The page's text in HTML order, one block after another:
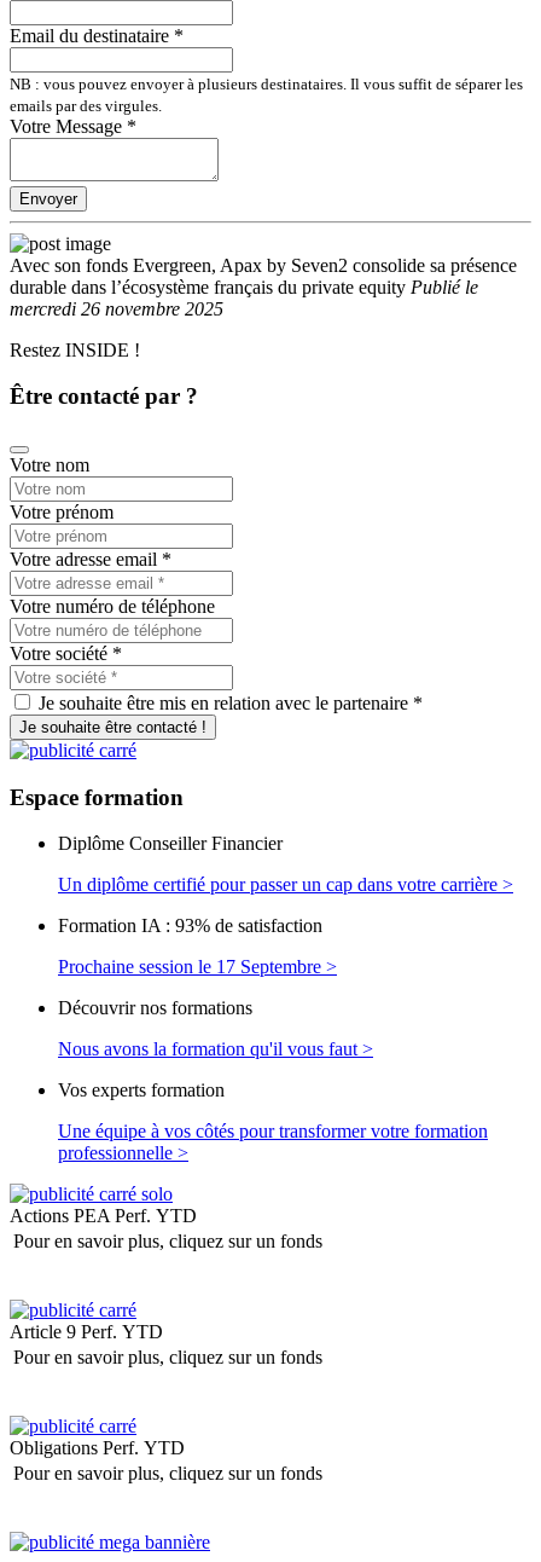
Email du destinataire *
NB : vous pouvez envoyer à plusieurs destinataires. Il vous suffit de séparer les
emails par des virgules.
Votre Message *
Envoyer
Avec son fonds Evergreen, Apax by Seven2 consolide sa présence
durable dans l’écosystème français du private equity Publiéle
mercredi 26 novembre 2025
Restez INSIDE !
Être contacté par ?
Votre nom
Votre prénom
Votre adresse email *
Votre numéro de téléphone
Votre société *
Je souhaite être mis en relation avec le partenaire *
Je souhaite être contacté !
Espace formation
Diplôme Conseiller Financier
Un diplôme certifié pour passer un cap dans votre carrière >
Formation IA : 93% de satisfaction
Prochaine session le 17 Septembre >
Découvrir nos formations
Nous avons la formation qu'il vous faut >
Vos experts formation
Une équipe à vos côtés pour transformer votre formation
professionnelle >
Actions PEA Perf. YTD
Pour en savoir plus, cliquez sur un fonds
Article 9 Perf. YTD
Pour en savoir plus, cliquez sur un fonds
Obligations Perf. YTD
Pour en savoir plus, cliquez sur un fonds